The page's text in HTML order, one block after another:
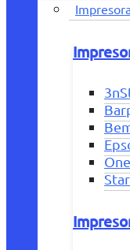
One
Star